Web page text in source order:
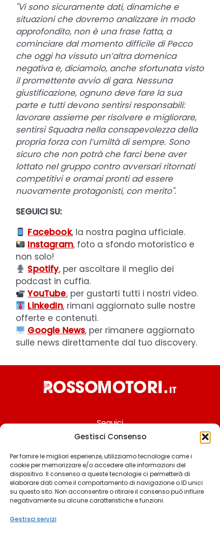
Gestisci Consenso
Per fornire le migliori esperienze, utilizziamo tecnologie come i
cookie per memorizzare e/o accedere alle informazioni del
dispositivo. Il consenso a queste tecnologie ci permetterà di
elaborare dati come il comportamento di navigazione o ID unici
su questo sito. Non acconsentire o ritirare il consenso può influire
negativamente su alcune caratteristiche e funzioni.
Gestisci servizi
"Vi sono sicuramente dati, dinamiche e
situazioni che dovremo analizzare in modo
approfondito, non è una frase fatta, a
cominciare dal momento difficile di Pecco
che oggi ha vissuto un’altra domenica
negativa e, diciamolo, anche sfortunata visto
il promettente avvio di gara. Nessuna
giustificazione, ognuno deve fare la sua
parte e tutti devono sentirsi responsabili:
lavorare assieme per risolvere e migliorare,
sentirsi Squadra nella consapevolezza della
propria forza con l’umiltà di sempre. Sono
sicuro che non potrà che farci bene aver
lottato nel gruppo contro avversari ritornati
competitivi e oramai pronti ad essere
nuovamente protagonisti, con merito".
SEGUICI SU:
Facebook, la nostra pagina ufficiale.
Instagram, foto a sfondo motoristico e
non solo!
Spotify, per ascoltare il meglio dei
podcast in cuffia.
YouTube, per gustarti tutti i nostri video.
LinkedIn, rimani aggiornato sulle nostre
offerte e contenuti.
Google News, per rimanere aggiornato
sulle news direttamente dal tuo discovery.
Seguici
Chi siamo
Contattaci
Termini & Condizioni